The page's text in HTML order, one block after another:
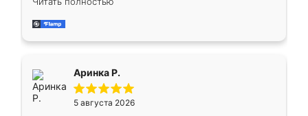
делу со всей ответственностью. Собрали
за день, ребята работали аккуратно, даже
Аринка Р.
5 августа 2026